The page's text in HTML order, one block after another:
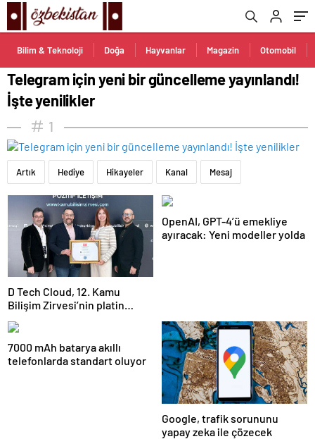
Bilim & Teknoloji Doğa Hayvanlar Magazin Otomobil
Telegram için yeni bir güncelleme yayınlandı!
İşte yenilikler
1
Artık Hediye Hikayeler Kanal Mesaj
D Tech Cloud, 12. Kamu
Bilişim Zirvesi’nin platin
sponsoru olarak dijital
geleceğe yön verdi
OpenAI, GPT-4’ü emekliye
ayıracak: Yeni modeller yolda
7000 mAh batarya akıllı
telefonlarda standart oluyor
Google, trafik sorununu
yapay zeka ile çözecek